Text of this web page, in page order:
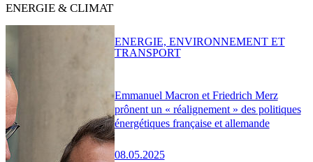
ENERGIE & CLIMAT
Emmanuel Macron et Friedrich Merz
prônent un « réalignement » des politiques
énergétiques française et allemande
08.05.2025
ENERGIE, ENVIRONNEMENT ET
TRANSPORT